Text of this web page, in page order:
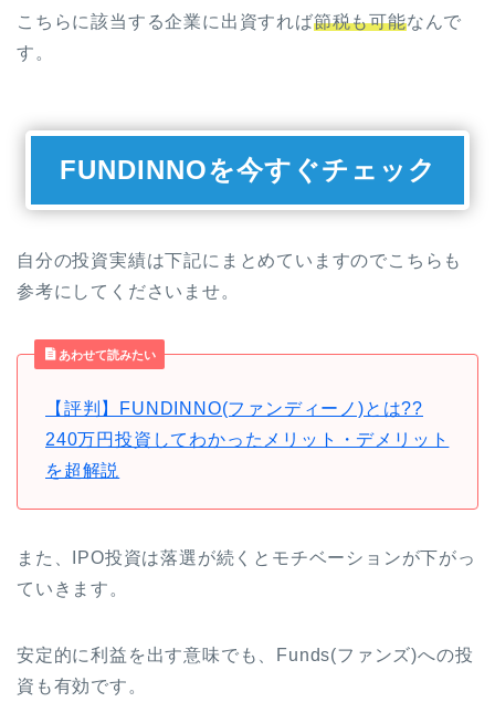
こちらに該当する企業に出資すれば節税も可能なんで
す。
FUNDINNOを今すぐチェック
自分の投資実績は下記にまとめていますのでこちらも
参考にしてくださいませ。
あわせて読みたい
【評判】FUNDINNO(ファンディーノ)とは??
240万円投資してわかったメリット・デメリット
を超解説
また、IPO投資は落選が続くとモチベーションが下がっ
ていきます。
安定的に利益を出す意味でも、Funds(ファンズ)への投
資も有効です。